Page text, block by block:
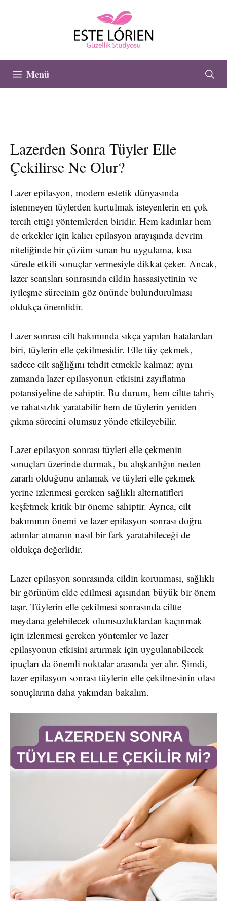
Menü
Lazerden Sonra Tüyler Elle
Çekilirse Ne Olur?
Lazer epilasyon, modern estetik dünyasında
istenmeyen tüylerden kurtulmak isteyenlerin en çok
tercih ettiği yöntemlerden biridir. Hem kadınlar hem
de erkekler için kalıcı epilasyon arayışında devrim
niteliğinde bir çözüm sunan bu uygulama, kısa
sürede etkili sonuçlar vermesiyle dikkat çeker. Ancak,
lazer seansları sonrasında cildin hassasiyetinin ve
iyileşme sürecinin göz önünde bulundurulması
oldukça önemlidir.
Lazer sonrası cilt bakımında sıkça yapılan hatalardan
biri, tüylerin elle çekilmesidir. Elle tüy çekmek,
sadece cilt sağlığını tehdit etmekle kalmaz; aynı
zamanda lazer epilasyonun etkisini zayıflatma
potansiyeline de sahiptir. Bu durum, hem ciltte tahriş
ve rahatsızlık yaratabilir hem de tüylerin yeniden
çıkma sürecini olumsuz yönde etkileyebilir.
Lazer epilasyon sonrası tüyleri elle çekmenin
sonuçları üzerinde durmak, bu alışkanlığın neden
zararlı olduğunu anlamak ve tüyleri elle çekmek
yerine izlenmesi gereken sağlıklı alternatifleri
keşfetmek kritik bir öneme sahiptir. Ayrıca, cilt
bakımının önemi ve lazer epilasyon sonrası doğru
adımlar atmanın nasıl bir fark yaratabileceği de
oldukça değerlidir.
Lazer epilasyon sonrasında cildin korunması, sağlıklı
bir görünüm elde edilmesi açısından büyük bir önem
taşır. Tüylerin elle çekilmesi sonrasında ciltte
meydana gelebilecek olumsuzluklardan kaçınmak
için izlenmesi gereken yöntemler ve lazer
epilasyonun etkisini artırmak için uygulanabilecek
ipuçları da önemli noktalar arasında yer alır. Şimdi,
lazer epilasyon sonrası tüylerin elle çekilmesinin olası
sonuçlarına daha yakından bakalım.